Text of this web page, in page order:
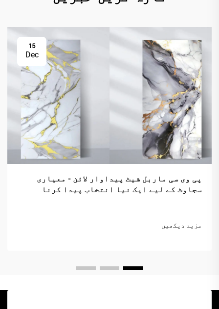
15
Dec
پی وی سی ماربل شیٹ پیداوار لائن - معیاری
سجاوٹ کے لیے ایک نیا انتخاب پیدا کرنا
مزید دیکھیں